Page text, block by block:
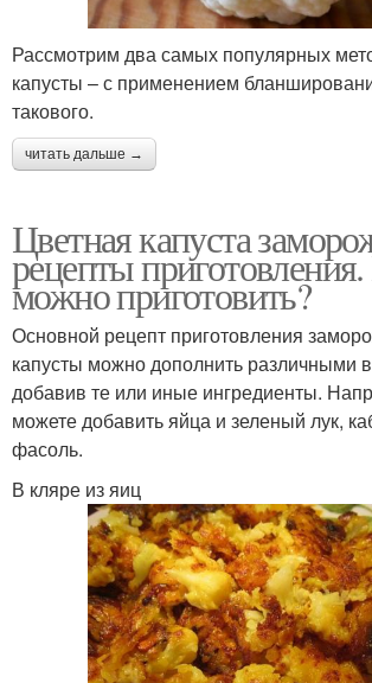
Рассмотрим два самых популярных
капусты – с применением
такового.
читать дальше →
Цветная капуста
рецепты
можно приготовить?
Основной рецепт приготовления
капусты можно дополнить различными
добавив те или иные ингредиенты.
можете добавить яйца и зеленый лук,
фасоль.
В кляре из яиц